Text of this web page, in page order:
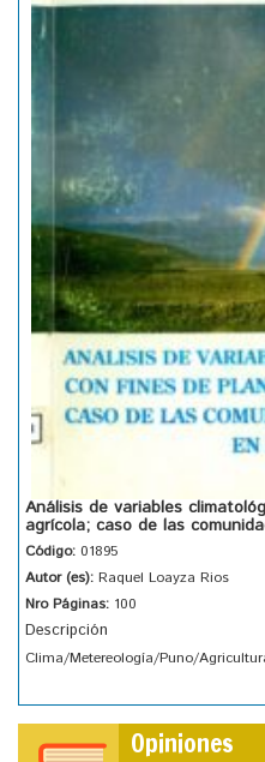
Análisis de variables
agrícola; caso de las
Código: 01895
Autor (es): Raquel Loayza Rios
Nro Páginas: 100
Descripción
Clima/Metereología/Puno/
Opiniones